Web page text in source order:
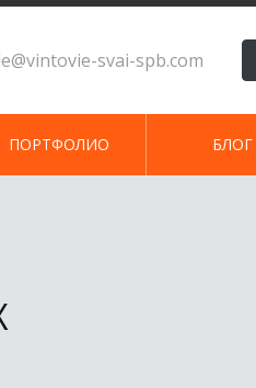
svai-spb.com
ПОРТФОЛИО БЛОГ